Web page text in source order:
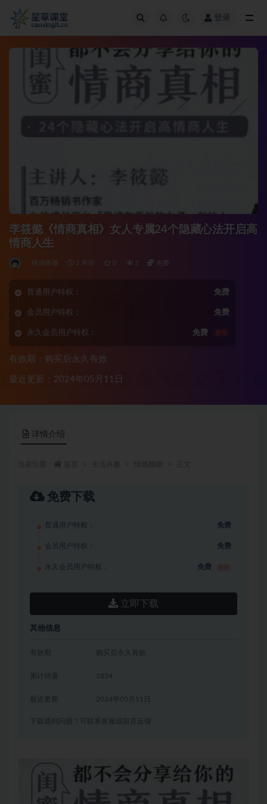
登录
李筱懿《情商真相》女人专属24个隐藏心法开启高
情商人生
情感婚姻 2 年前 0 3 免费
普通用户特权： 免费
会员用户特权： 免费
永久会员用户特权： 免费 推荐
有效期：购买后永久有效
最近更新：2024年05月11日
详情介绍
免费下载
普通用户特权： 免费
会员用户特权： 免费
永久会员用户特权： 免费
立即下载
其他信息
有效期 购买后永久有效
累计销量 1854
2024年05月11日
下载遇到问题？可联系客服或留言反馈